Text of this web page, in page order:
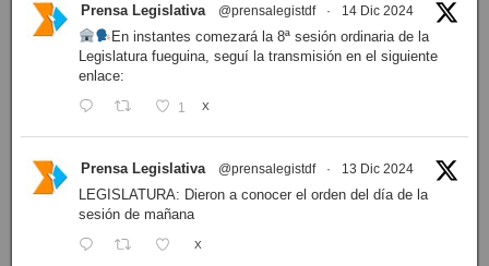
Prensa Legislativa @prensalegistdf · 14 Dic 2024
En instantes comezará la 8ª sesión ordinaria de la
Legislatura fueguina, seguí la transmisión en el siguiente
enlace:
1 X
Prensa Legislativa @prensalegistdf · 13 Dic 2024
LEGISLATURA: Dieron a conocer el orden del día de la
sesión de mañana
X